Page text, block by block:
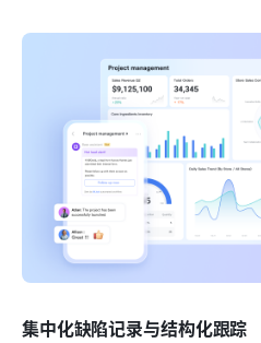
集中化缺陷记录与结构化跟踪